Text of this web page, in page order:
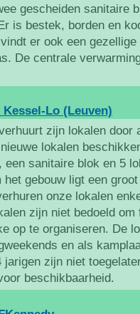
gescheiden sanitaire
is bestek, borden en
er ook een
De centrale
Lo (Leuven)
zijn lokalen door
lokalen
een sanitaire blok en 5
het gebouw ligt een
onze lokalen
zijn niet bedoeld
op te organiseren. De
en als
jarigen zijn niet
beschikbaarheid.